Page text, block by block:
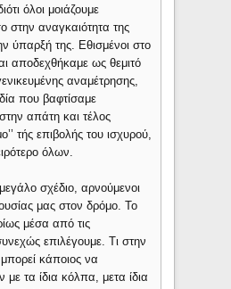
όλοι μοιάζουμε
στην αναγκαιότητα της
ύπαρξή της. Εθισμένοι στο
αποδεχθήκαμε ως θεμιτό
αναμέτρησης,
που βαφτίσαμε
απάτη και τέλος
τής επιβολής του ισχυρού,
όλων.
σχέδιο, αρνούμενοι
μας στον δρόμο. Το
μέσα από τις
επιλέγουμε. Τι στην
κάποιος να
με τα ίδια κόλπα, μετα ίδια